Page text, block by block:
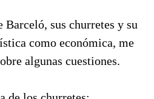
Barceló, sus churretes y su
como económica, me
algunas cuestiones.